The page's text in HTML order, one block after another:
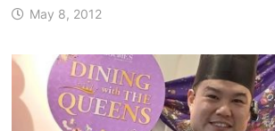
May 8, 2012